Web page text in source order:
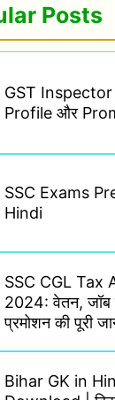
Posts
GST
Profile और
SSC Exams
Hindi
SSC CGL Tax
2024: वेतन, जॉब
प्रमोशन की पूरी
Bihar GK in